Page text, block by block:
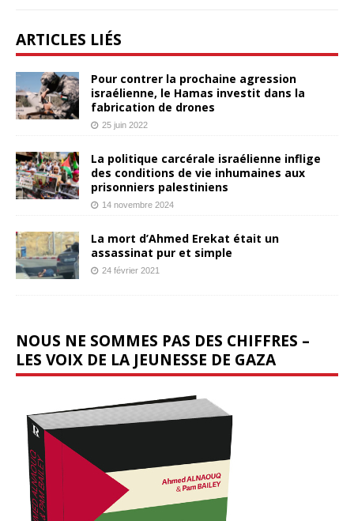
ARTICLES LIÉS
Pour contrer la prochaine agression
israélienne, le Hamas investit dans la
fabrication de drones
25 juin 2022
La politique carcérale israélienne inflige
des conditions de vie inhumaines aux
prisonniers palestiniens
14 novembre 2024
La mort d’Ahmed Erekat était un
assassinat pur et simple
24 février 2021
NOUS NE SOMMES PAS DES CHIFFRES –
LES VOIX DE LA JEUNESSE DE GAZA